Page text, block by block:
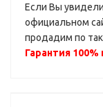
Если Вы
официальном
продадим по
Гарантия